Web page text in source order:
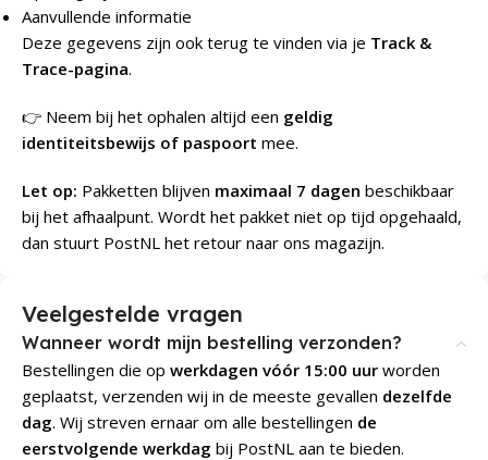
Aanvullende informatie
Deze gegevens zijn ook terug te vinden via je Track &
Trace-pagina.
👉 Neem bij het ophalen altijd een geldig
identiteitsbewijs of paspoort mee.
Let op: Pakketten blijven maximaal 7 dagen beschikbaar
bij het afhaalpunt. Wordt het pakket niet op tijd opgehaald,
dan stuurt PostNL het retour naar ons magazijn.
Veelgestelde vragen
Wanneer wordt mijn bestelling verzonden?
Bestellingen die op werkdagen vóór 15:00 uur worden
geplaatst, verzenden wij in de meeste gevallen dezelfde
dag. Wij streven ernaar om alle bestellingen de
eerstvolgende werkdag bij PostNL aan te bieden.